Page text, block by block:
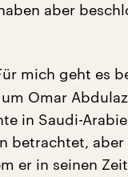
aber
mich geht es
Omar
in Saudi-
betrachtet,
er in seinen